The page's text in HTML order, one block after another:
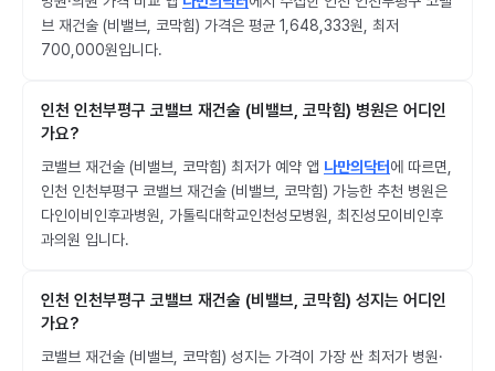
브 재건술 (비밸브, 코막힘) 가격은 평균 1,648,333원, 최저
700,000원입니다.
인천 인천부평구 코밸브 재건술 (비밸브, 코막힘) 병원은 어디인
가요?
코밸브 재건술 (비밸브, 코막힘) 최저가 예약 앱 나만의닥터에 따르면,
인천 인천부평구 코밸브 재건술 (비밸브, 코막힘) 가능한 추천 병원은
다인이비인후과병원, 가톨릭대학교인천성모병원, 최진성모이비인후
과의원 입니다.
인천 인천부평구 코밸브 재건술 (비밸브, 코막힘) 성지는 어디인
가요?
코밸브 재건술 (비밸브, 코막힘) 성지는 가격이 가장 싼 최저가 병원·